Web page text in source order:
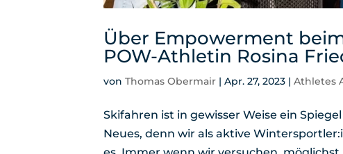
Über Empowerment
POW-Athletin Rosina
vonThomas Obermair |Apr. 27, 2023 |Athletes
Skifahren ist in gewisser Weise ein
Neues, denn wir als aktive